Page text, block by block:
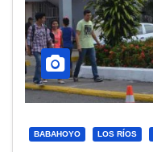
BABAHOYO LOS RÍOS